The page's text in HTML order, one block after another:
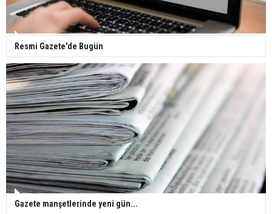
Resmi Gazete'de Bugün
Gazete manşetlerinde yeni gün...